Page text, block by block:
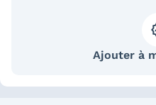
Ajouter à